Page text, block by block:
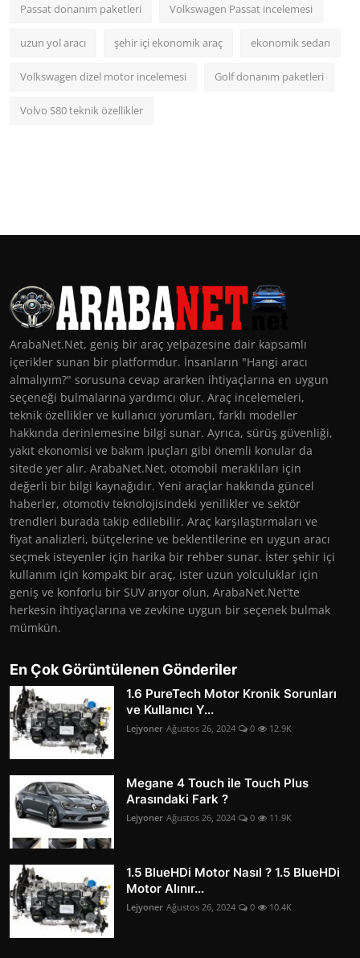
Passat donanım paketleri Volkswagen Passat incelemesi
uzun yol aracı şehir içi ekonomik araç ekonomik sedan
Volkswagen dizel motor incelemesi Golf donanım paketleri
Volvo S80 teknik özellikler
ArabaNet.Net, geniş bir araç yelpazesine dair kapsamlı
içerikler sunan bir platformdur. İnsanların "Hangi aracı
almalıyım?" sorusuna cevap ararken ihtiyaçlarına en uygun
seçeneği bulmalarına yardımcı olur. Araç incelemeleri,
teknik özellikler ve kullanıcı yorumları, farklı modeller
hakkında derinlemesine bilgi sunar. Ayrıca, sürüş güvenliği,
yakıt ekonomisi ve bakım ipuçları gibi önemli konular da
sitede yer alır. ArabaNet.Net, otomobil meraklıları için
değerli bir bilgi kaynağıdır. Yeni araçlar hakkında güncel
haberler, otomotiv teknolojisindeki yenilikler ve sektör
trendleri burada takip edilebilir. Araç karşılaştırmaları ve
fiyat analizleri, bütçelerine ve beklentilerine en uygun aracı
seçmek isteyenler için harika bir rehber sunar. İster şehir içi
kullanım için kompakt bir araç, ister uzun yolculuklar için
geniş ve konforlu bir SUV arıyor olun, ArabaNet.Net'te
herkesin ihtiyaçlarına ve zevkine uygun bir seçenek bulmak
mümkün.
En Çok Görüntülenen Gönderiler
1.6 PureTech Motor Kronik Sorunları
ve Kullanıcı Y...
Lejyoner Ağustos 26, 2024 0 12.9K
Megane 4 Touch ile Touch Plus
Arasındaki Fark ?
Lejyoner Ağustos 26, 2024 0 11.9K
1.5 BlueHDi Motor Nasıl ? 1.5 BlueHDi
Motor Alınır...
Lejyoner Ağustos 26, 2024 0 10.4K